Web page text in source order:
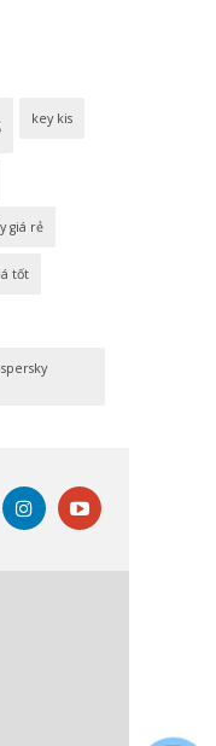
key kis
giá rẻ
tốt